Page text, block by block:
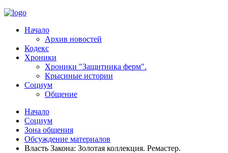
Начало
Архив новостей
Кодекс
Хроники
Хроники "Защитника ферм".
Крысиные истории
Социум
Общение
Начало
Социум
Зона общения
Обсуждение материалов
Власть Закона: Золотая коллекция. Ремастер.